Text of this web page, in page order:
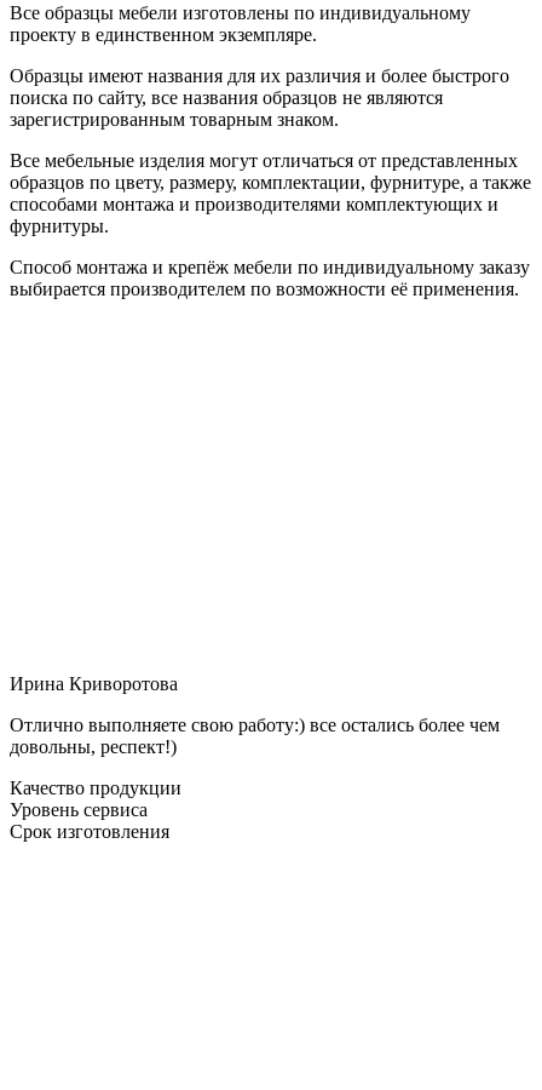
Все образцы мебели изготовлены по индивидуальному
проекту в единственном экземпляре.
Образцы имеют названия для их различия и более быстрого
поиска по сайту, все названия образцов не являются
зарегистрированным товарным знаком.
Все мебельные изделия могут отличаться от представленных
образцов по цвету, размеру, комплектации, фурнитуре, а также
способами монтажа и производителями комплектующих и
фурнитуры.
Способ монтажа и крепёж мебели по индивидуальному заказу
выбирается производителем по возможности её применения.
Ирина Криворотова
Отлично выполняете свою работу:) все остались более чем
довольны, респект!)
Качество продукции
Уровень сервиса
Срок изготовления